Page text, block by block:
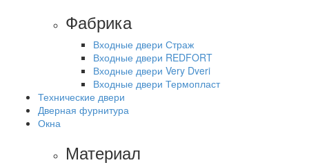
Фабрика
Входные двери Страж
Входные двери REDFORT
Входные двери Very Dveri
Входные двери Термопласт
Технические двери
Дверная фурнитура
Окна
Материал